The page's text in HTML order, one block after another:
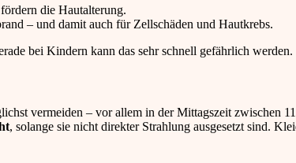
die Hautalterung.
– und damit auch für Zellschäden und Hautkrebs.
bei Kindern kann das sehr schnell gefährlich werden.
vermeiden – vor allem in der Mittagszeit zwischen
, solange sie nicht direkter Strahlung ausgesetzt sind.